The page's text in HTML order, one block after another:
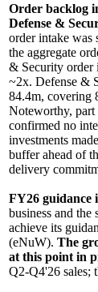
Order backlog
Defense &
order intake was
the aggregate
& Security order
~2x. Defense &
84.4m, covering
Noteworthy, part
confirmed no
investments
buffer ahead of
delivery
FY26 guidance
business and
achieve its
(eNuW). The
at this point in
Q2-Q4'26 sales;